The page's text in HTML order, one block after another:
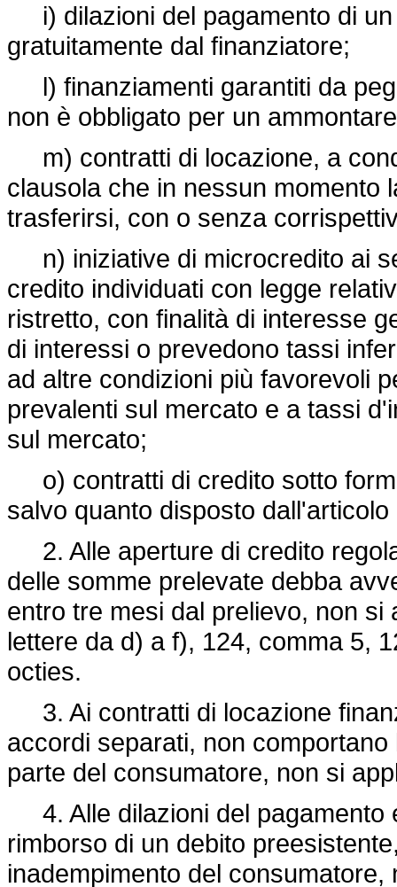
i) dilazioni del pagamento di
gratuitamente dal finanziatore;
l) finanziamenti garantiti da
non è obbligato per un
m) contratti di locazione, a
clausola che in nessun momento
trasferirsi, con o senza
n) iniziative di microcredito ai
credito individuati con legge
ristretto, con finalità di interesse
di interessi o prevedono tassi
ad altre condizioni più favorevoli
prevalenti sul mercato e a tassi
sul mercato;
o) contratti di credito sotto
salvo quanto disposto
2. Alle aperture di credito
delle somme prelevate debba
entro tre mesi dal prelievo, non
lettere da d) a f), 124, comma 5,
octies.
3. Ai contratti di locazione
accordi separati, non
parte del consumatore, non si
4. Alle dilazioni del pagamento
rimborso di un debito
inadempimento del